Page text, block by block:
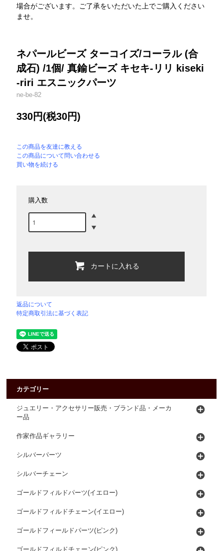
場合がございます。ご了承をいただいた上でご購入ください
ませ。
ネパールビーズ ターコイズ/コーラル (合
成石) /1個/ 真鍮ビーズ キセキ-リリ kiseki
-riri エスニックパーツ
ne-be-82
330円(税30円)
この商品を友達に教える
この商品について問い合わせる
買い物を続ける
購入数
カートに入れる
返品について
特定商取引法に基づく表記
カテゴリー
ジュエリー・アクセサリー販売・ブランド品・メーカ
ー品
作家作品ギャラリー
シルバーパーツ
シルバーチェーン
ゴールドフィルドパーツ(イエロー)
ゴールドフィルドチェーン(イエロー)
ゴールドフィールドパーツ(ピンク)
ゴールドフィルドチェーン(ピンク)